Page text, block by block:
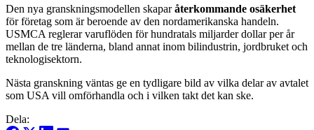
Den nya granskningsmodellen skaparåterkommande osäkerhet
för företag som är beroende av den nordamerikanska handeln.
USMCA reglerar varuflöden för hundratals miljarder dollar per år
mellan de tre länderna, bland annat inom bilindustrin, jordbruket och
teknologisektorn.
Nästa granskning väntas ge en tydligare bild av vilka delar av avtalet
som USA vill omförhandla och i vilken takt det kan ske.
Dela: